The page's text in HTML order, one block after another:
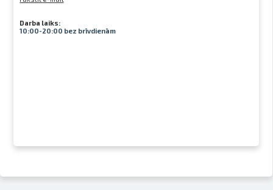
Darba laiks:
10:00-20:00 bez brīvdienām